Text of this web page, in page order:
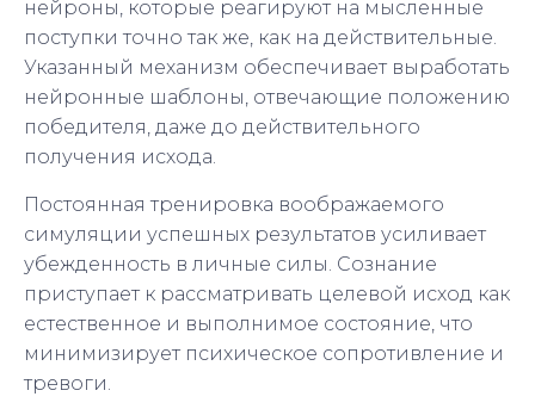
нейроны, которые реагируют на мысленные
поступки точно так же, как на действительные.
Указанный механизм обеспечивает выработать
нейронные шаблоны, отвечающие положению
победителя, даже до действительного
получения исхода.
Постоянная тренировка воображаемого
симуляции успешных результатов усиливает
убежденность в личные силы. Сознание
приступает к рассматривать целевой исход как
естественное и выполнимое состояние, что
минимизирует психическое сопротивление и
тревоги.